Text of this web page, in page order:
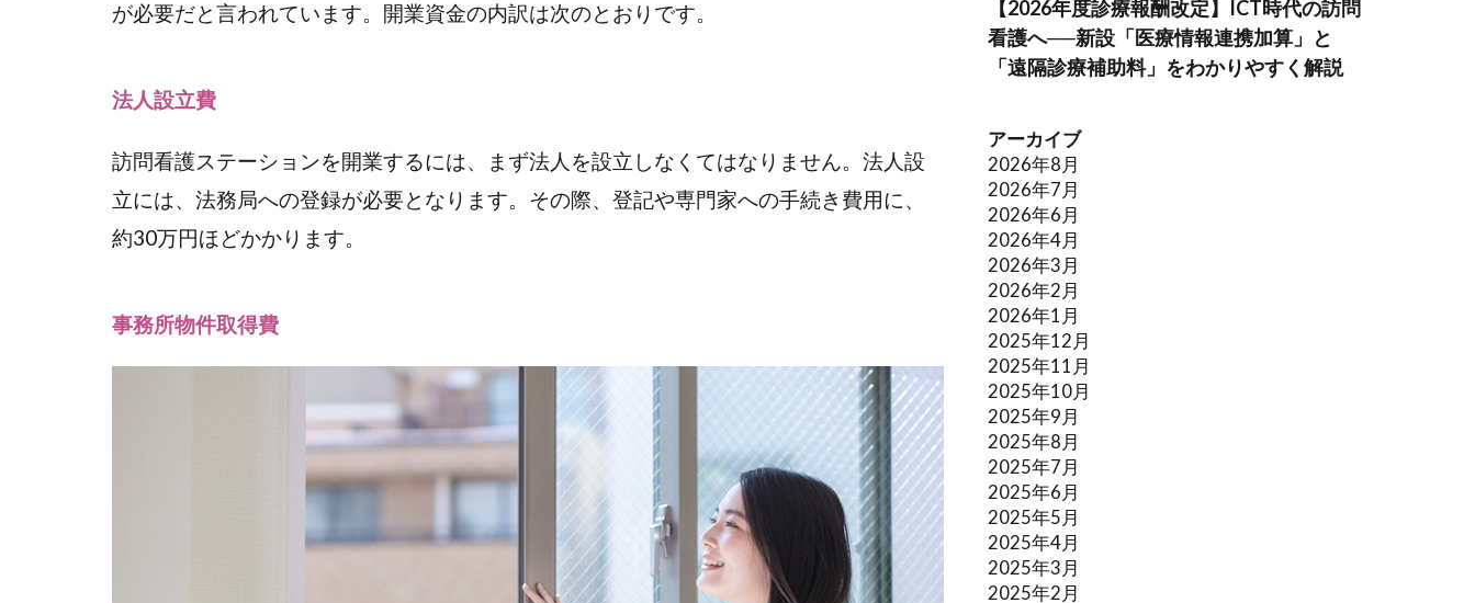
備の
金
業資
金」
法人設
1.1.2
が必要だと言われています。開業資金の内訳は次のとおりです。
法人設立費
訪問看護ステーションを開業するには、まず法人を設立しなくてはなりません。法人設
立には、法務局への登録が必要となります。その際、登記や専門家への手続き費用に、
約30万円ほどかかります。
事務所物件取得費
【2026年度診療報酬改定】ICT時代の訪問
看護へ──新設「医療情報連携加算」と
「遠隔診療補助料」をわかりやすく解説
アーカイブ
2026年8月
2026年7月
2026年6月
2026年4月
2026年3月
2026年2月
2026年1月
2025年12月
2025年11月
2025年10月
2025年9月
2025年8月
2025年7月
2025年6月
2025年5月
2025年4月
2025年3月
2025年2月